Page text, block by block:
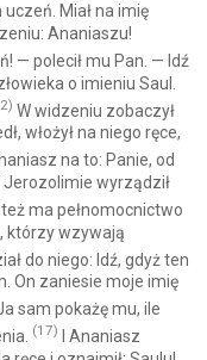
Miał na imię
Ananiaszu!
— polecił mu Pan. — Idź
o imieniu Saul.
W widzeniu zobaczył
włożył na niego ręce,
na to: Panie, od
Jerozolimie wyrządził
ma pełnomocnictwo
którzy wzywają
do niego: Idź, gdyż ten
On zaniesie moje imię
sam pokażę mu, ile
(17)
I Ananiasz